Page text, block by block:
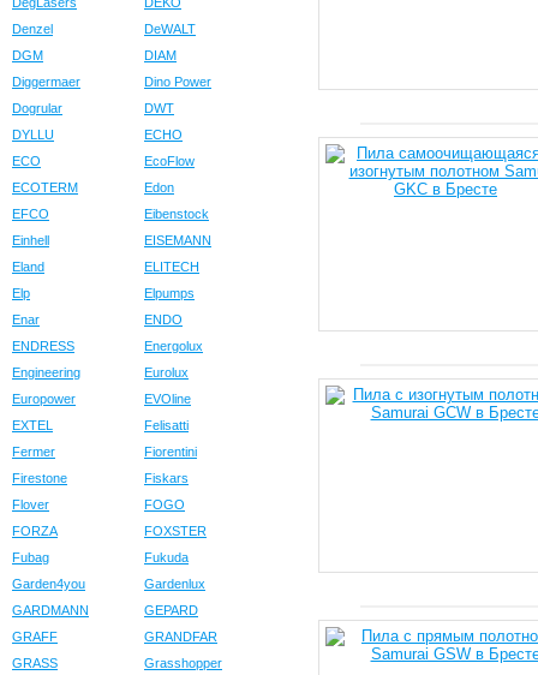
Denzel
DeWALT
DGM
DIAM
Diggermaer
Dino Power
Dogrular
DWT
DYLLU
ECHO
ECO
EcoFlow
ECOTERM
Edon
EFCO
Eibenstock
Einhell
EISEMANN
Eland
ELITECH
Elp
Elpumps
Enar
ENDO
ENDRESS
Energolux
Engineering
Eurolux
Europower
EVOline
EXTEL
Felisatti
Fermer
Fiorentini
Firestone
Fiskars
Flover
FOGO
FORZA
FOXSTER
Fubag
Fukuda
Garden4you
Gardenlux
GARDMANN
GEPARD
GRAFF
GRANDFAR
GRASS
Grasshopper